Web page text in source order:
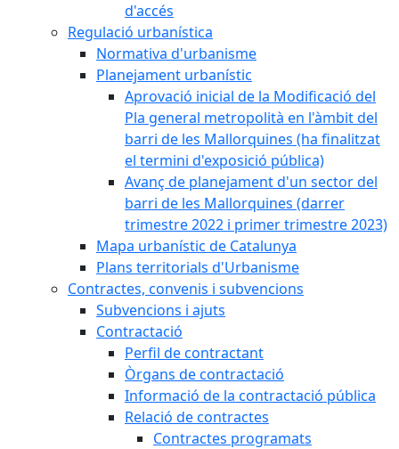
d'accés
Regulació urbanística
Normativa d'urbanisme
Planejament urbanístic
Aprovació inicial de la Modificació del
Pla general metropolità en l'àmbit del
barri de les Mallorquines (ha finalitzat
el termini d'exposició pública)
Avanç de planejament d'un sector del
barri de les Mallorquines (darrer
trimestre 2022 i primer trimestre 2023)
Mapa urbanístic de Catalunya
Plans territorials d'Urbanisme
Contractes, convenis i subvencions
Subvencions i ajuts
Contractació
Perfil de contractant
Òrgans de contractació
Informació de la contractació pública
Relació de contractes
Contractes programats